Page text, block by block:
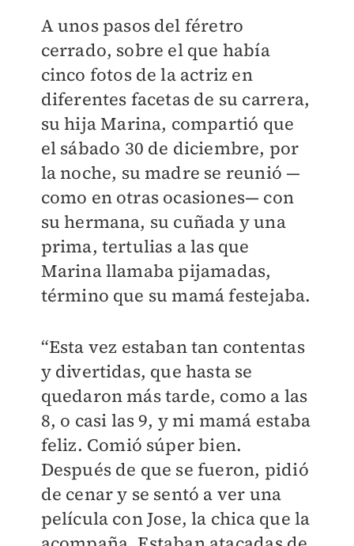
A unos pasos del féretro
cerrado, sobre el que había
cinco fotos de la actriz en
diferentes facetas de su carrera,
su hija Marina, compartió que
el sábado 30 de diciembre, por
la noche, su madre se reunió —
como en otras ocasiones— con
su hermana, su cuñada y una
prima, tertulias a las que
Marina llamaba pijamadas,
término que su mamá festejaba.
“Esta vez estaban tan contentas
y divertidas, que hasta se
quedaron más tarde, como a las
8, o casi las 9, y mi mamá estaba
feliz. Comió súper bien.
Después de que se fueron, pidió
de cenar y se sentó a ver una
película con Jose, la chica que la